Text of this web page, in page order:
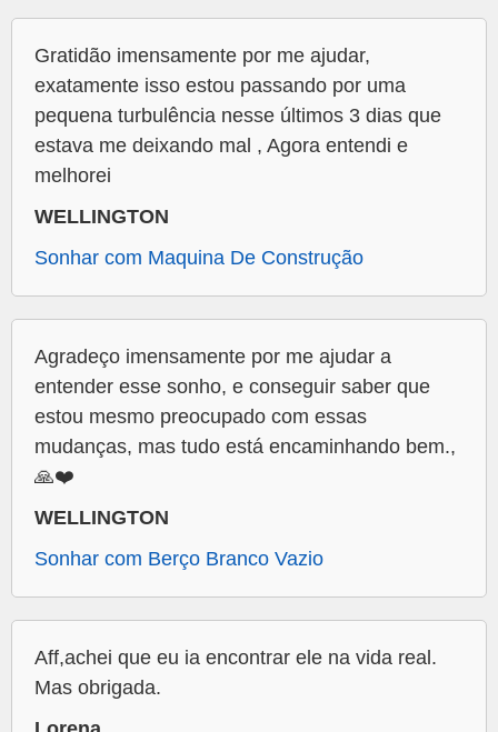
Gratidão imensamente por me ajudar,
exatamente isso estou passando por uma
pequena turbulência nesse últimos 3 dias que
estava me deixando mal , Agora entendi e
melhorei
WELLINGTON
Sonhar com Maquina De Construção
Agradeço imensamente por me ajudar a
entender esse sonho, e conseguir saber que
estou mesmo preocupado com essas
mudanças, mas tudo está encaminhando bem.,
🙏❤️
WELLINGTON
Sonhar com Berço Branco Vazio
Aff,achei que eu ia encontrar ele na vida real.
Mas obrigada.